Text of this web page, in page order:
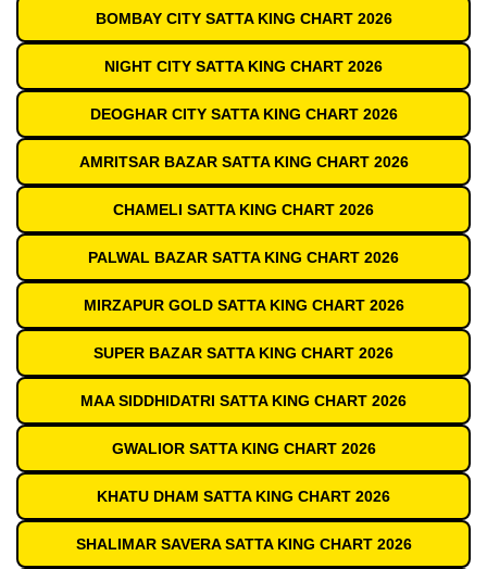
BOMBAY CITY SATTA KING CHART 2026
NIGHT CITY SATTA KING CHART 2026
DEOGHAR CITY SATTA KING CHART 2026
AMRITSAR BAZAR SATTA KING CHART 2026
CHAMELI SATTA KING CHART 2026
PALWAL BAZAR SATTA KING CHART 2026
MIRZAPUR GOLD SATTA KING CHART 2026
SUPER BAZAR SATTA KING CHART 2026
MAA SIDDHIDATRI SATTA KING CHART 2026
GWALIOR SATTA KING CHART 2026
KHATU DHAM SATTA KING CHART 2026
SHALIMAR SAVERA SATTA KING CHART 2026